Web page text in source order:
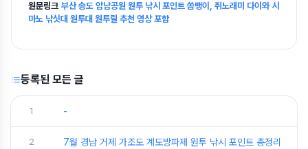
원문링크 부산 송도 암남공원 원투 낚시 포인트 쏨뱅이, 쥐노래미 다이와 시
마노 낚싯대 원투대 원투릴 추천 영상 포함
등록된 모든 글
1 -
2 7월 경남 거제 가조도 계도방파제 원투 낚시 포인트 총정리